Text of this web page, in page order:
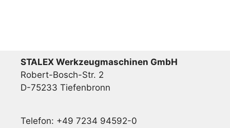
STALEX Werkzeugmaschinen GmbH
Robert-Bosch-Str. 2
D-75233 Tiefenbronn
Telefon: +49 7234 94592-0